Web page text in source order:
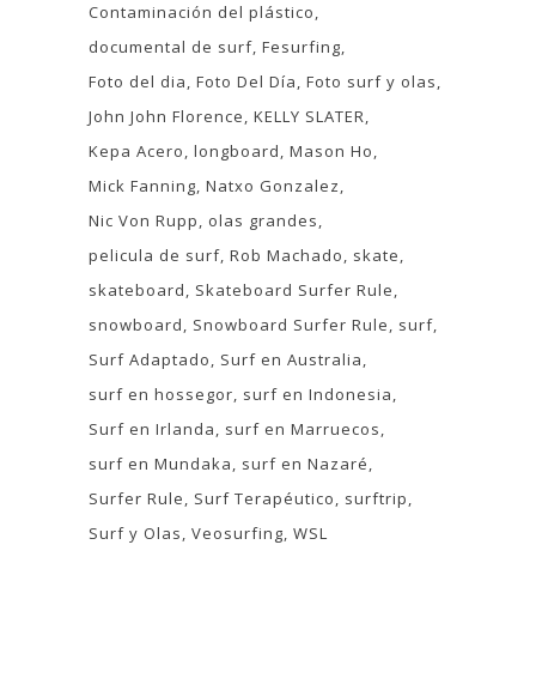
Contaminación del plástico
documental de surf Fesurfing
Foto del dia Foto Del Día Foto surf y olas
John John Florence KELLY SLATER
Kepa Acero longboard Mason Ho
Mick Fanning Natxo Gonzalez
Nic Von Rupp
olas grandes
pelicula de surf Rob Machado
skate
skateboard
Skateboard Surfer Rule
snowboard
Snowboard Surfer Rule
surf
Surf Adaptado
Surf en Australia
surf en hossegor surf en Indonesia
Surf en Irlanda
surf en Marruecos
surf en Mundaka
surf en Nazaré
Surfer Rule
Surf Terapéutico
surftrip
Surf y Olas Veosurfing WSL